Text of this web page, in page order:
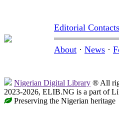
Editorial Contacts
About · News ·
Nigerian Digital Library ® All
2023-2026, ELIB.NG is a part of
Preserving the Nigerian heritage